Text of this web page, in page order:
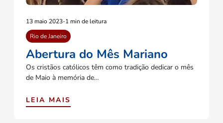
13 maio 2023-1 min de leitura
Rio de Janeiro
Abertura do Mês Mariano
Os cristãos católicos têm como tradição dedicar o mês
de Maio à memória de…
LEIA MAIS